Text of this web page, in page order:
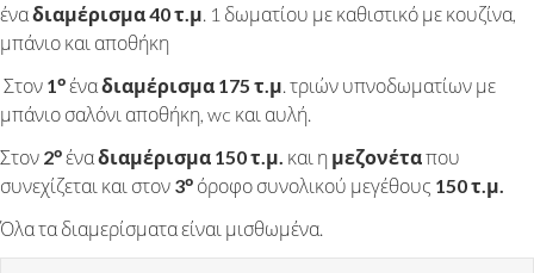
έναδιαμέρισμα 40 τ.μ. 1 δωματίου με καθιστικό με κουζίνα,
μπάνιο και αποθήκη
Στον 1ο έναδιαμέρισμα 175 τ.μ. τριών υπνοδωματίων με
μπάνιο σαλόνι αποθήκη, wc και αυλή.
Στον 2ο έναδιαμέρισμα 150 τ.μ. και η μεζονέταπου
συνεχίζεται και στον 3ο όροφο συνολικού μεγέθους 150 τ.μ.
Όλα τα διαμερίσματα είναι μισθωμένα.